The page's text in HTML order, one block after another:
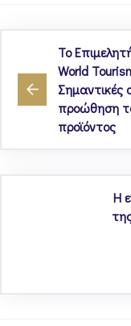
Το
World
Σημαντικές
προώθηση
προϊόντος
Η